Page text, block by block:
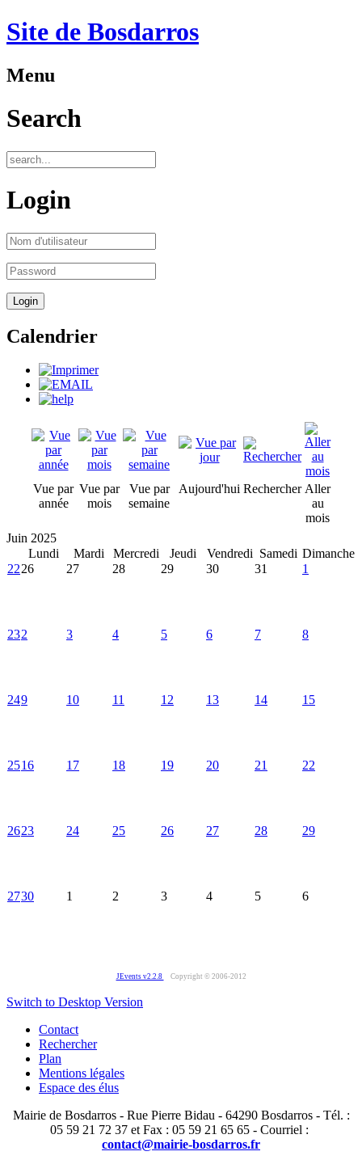
Site de Bosdarros
Menu
Search
Login
Calendrier
Vue par
année
Vue par
mois
Vue par
semaine
Aujourd'hui Rechercher Aller
au
mois
Juin 2025
Lundi
Mardi Mercredi Jeudi Vendredi Samedi Dimanche
2226 27 28 29 30 31 1
232 3 4 5 6 7 8
249 10 11 12 13 14 15
2516 17 18 19 20 21 22
2623 24 25 26 27 28 29
2730 1 2 3 4 5 6
JEvents v2.2.8 Copyright © 2006-2012
Switch to Desktop Version
Contact
Rechercher
Plan
Mentions légales
Espace des élus
Mairie de Bosdarros - Rue Pierre Bidau - 64290 Bosdarros - Tél. :
05 59 21 72 37 et Fax : 05 59 21 65 65 - Courriel :
contact@mairie-bosdarros.fr